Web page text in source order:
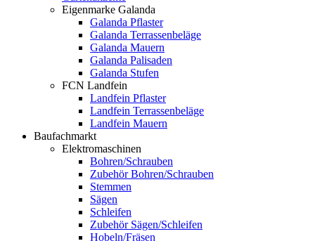
Eigenmarke Galanda
Galanda Pflaster
Galanda Terrassenbeläge
Galanda Mauern
Galanda Palisaden
Galanda Stufen
FCN Landfein
Landfein Pflaster
Landfein Terrassenbeläge
Landfein Mauern
Baufachmarkt
Elektromaschinen
Bohren/Schrauben
Zubehör Bohren/Schrauben
Stemmen
Sägen
Schleifen
Zubehör Sägen/Schleifen
Hobeln/Fräsen